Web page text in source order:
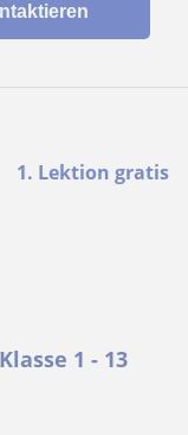
1. Lektion gratis
1 - 13